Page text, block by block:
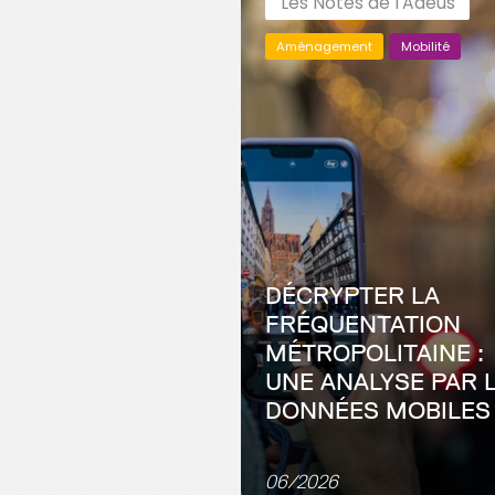
Aménagement Mobilité
DÉCRYPTER LA
FRÉQUENTATION
MÉTROPOLITAINE :
UNE ANALYSE PAR
DONNÉES MOBILES
L’Eurométropole de
concentre une forte mixité
06/2026